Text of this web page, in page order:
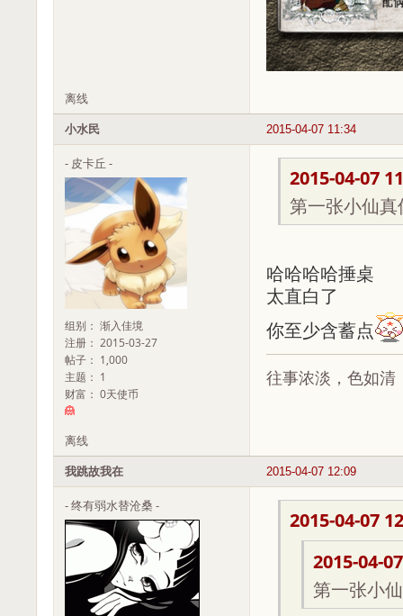
离线
2015-04-07 11:34
小水民
- 皮卡丘 -
组别： 渐入佳境
注册： 2015-03-27
帖子： 1,000
主题： 1
财富： 0天使币
2015-04-07
第一张小仙
哈哈哈哈捶桌
太直白了
你至少含蓄点
往事浓淡，色如清
离线
2015-04-07 12:09
我跳故我在
- 终有弱水替沧桑 -
2015-04-07
2015-04-
第一张小